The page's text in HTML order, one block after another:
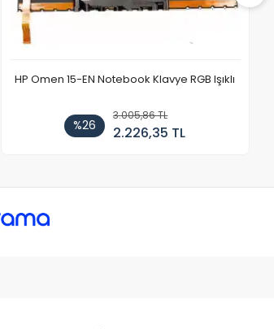
HP Omen 15-EN Notebook Klavye RGB Işıklı
%26
3.005,86 TL
2.226,35 TL